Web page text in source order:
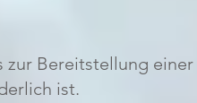
zur Bereitstellung einer
ist.